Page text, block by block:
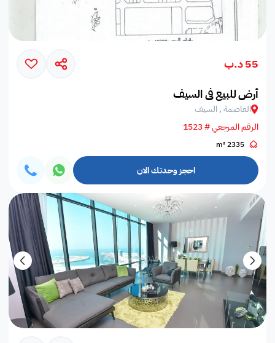
55 د.ب
أرض للبيع في السيف
العاصمة , السيف
الرقم المرجعي # 1523
2335 m²
احجز وحدتك الان